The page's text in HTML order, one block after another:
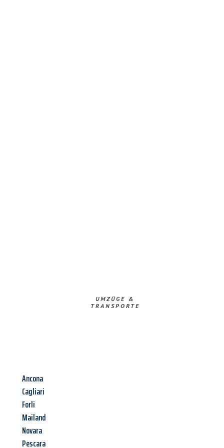
UMZÜGE &
TRANSPORTE
Ancona
Cagliari
Forli
Mailand
Novara
Pescara